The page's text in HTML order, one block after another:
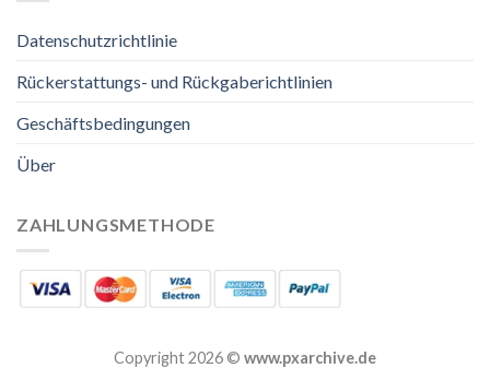
Datenschutzrichtlinie
Rückerstattungs- und Rückgaberichtlinien
Geschäftsbedingungen
Über
ZAHLUNGSMETHODE
Copyright 2026 © www.pxarchive.de